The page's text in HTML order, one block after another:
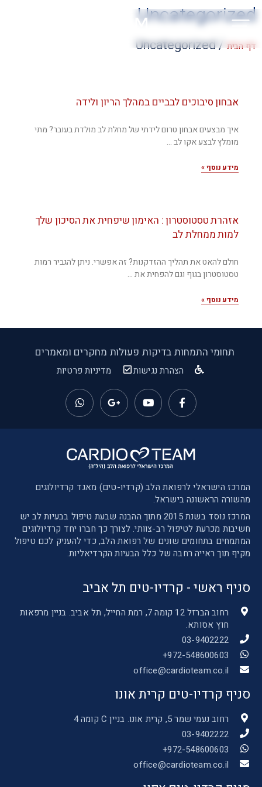
Uncategorized
דף הבית /
Uncategorized
אבחון סיבוכים לבביים במהלך הריון ולידה
איך מבצעים אבחון טרום לידתי של מחלת לב מולדת בעובר? מתי
מומלץ לבצע אקו לב
מידע נוסף »
אזהרת טסטוסטרון : האימון שיפחית את הסיכון שלך
למות ממחלת לב
חולם להאט את תהליך ההזדקנות? זה אפשרי. ניתן להגביר רמות
טסטוסטרון בגוף וגם להפחית את
מידע נוסף »
תחומי התמחות בדיקות פעולות מחקרים ומאמרים
הצהרת נגישות מדיניות פרטיות
המרכז הישראלי לרפואת הלב (קרדיו-טים) מאגד קרדיולוגים
מהשורה הראשונה בישראל.
המרכז נוסד בשנת 2015 מתוך ההבנה שבעת טיפול בבעיות לב יש
חשיבות מכרעת לטיפול רב-צוותי. לצורך כך חברו יחד קרדיולוגים
המתמחים בתחומים שונים של רפואת הלב, כדי להעניק לכם טיפול
מקיף תוך ראייה רחבה של כלל הבעיות הקרדיאליות.
סניף ראשי - קרדיו-טים תל אביב
רחוב הברזל 12 קומה 7, רמת החייל, תל אביב. בניין מרפאות
חוץ אסותא.
03-9402222
972-548600603+
office@cardioteam.co.il
סניף קרדיו-טים קרית אונו
רחוב נעמי שמר 5, קרית אונו. בניין C קומה 4
03-9402222
972-548600603+
office@cardioteam.co.il